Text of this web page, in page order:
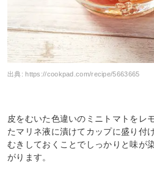
出典:https://cookpad.com/recipe/5663665
皮をむいた色違いのミニトマトをレ
たマリネ液に漬けてカップに盛り付
むきしておくことでしっかりと味が
がります。